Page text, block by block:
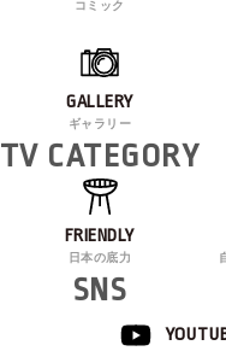
コミック
GALLERY
ギャラリー
TV CATEGORY
FRIENDLY
日本の底力
SNS